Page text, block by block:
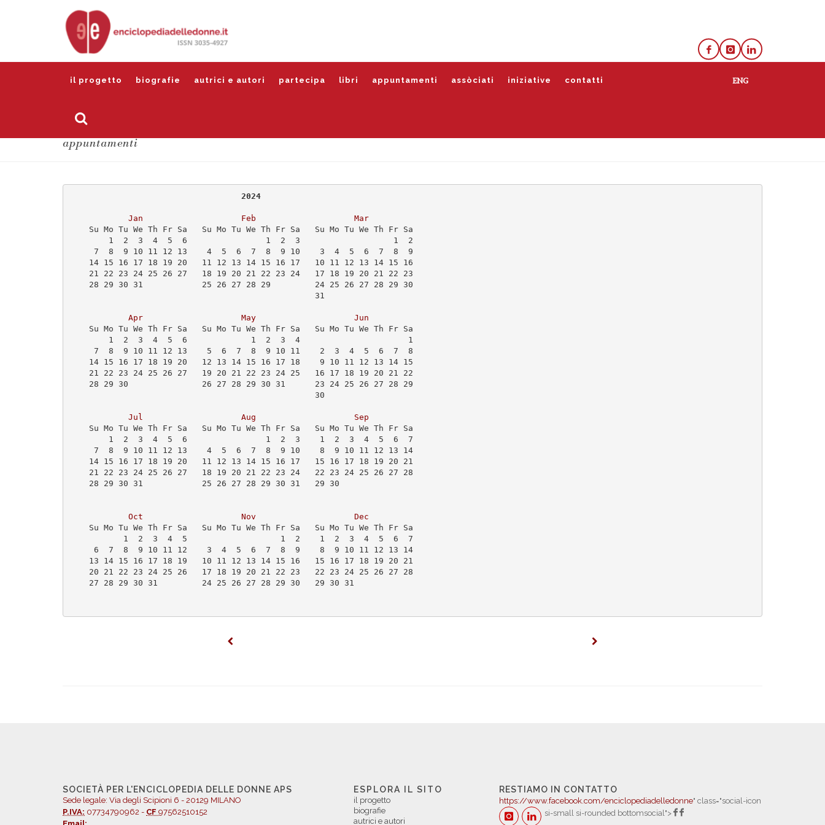
il progetto biografie autrici e autori partecipa libri appuntamenti assòciati iniziative contatti
appuntamenti
                                   2024
Jan Feb
Mar
    Su Mo Tu We Th Fr Sa   Su Mo Tu We Th Fr Sa   Su Mo Tu We Th Fr Sa
        1  2  3  4  5  6                1  2  3                   1  2
     7  8  9 10 11 12 13    4  5  6  7  8  9 10    3  4  5  6  7  8  9
    14 15 16 17 18 19 20   11 12 13 14 15 16 17   10 11 12 13 14 15 16
    21 22 23 24 25 26 27   18 19 20 21 22 23 24   17 18 19 20 21 22 23
    28 29 30 31            25 26 27 28 29         24 25 26 27 28 29 30
                                                  31
Apr May
Jun
    Su Mo Tu We Th Fr Sa   Su Mo Tu We Th Fr Sa   Su Mo Tu We Th Fr Sa
        1  2  3  4  5  6             1  2  3  4                      1
     7  8  9 10 11 12 13    5  6  7  8  9 10 11    2  3  4  5  6  7  8
    14 15 16 17 18 19 20   12 13 14 15 16 17 18    9 10 11 12 13 14 15
    21 22 23 24 25 26 27   19 20 21 22 23 24 25   16 17 18 19 20 21 22
    28 29 30               26 27 28 29 30 31      23 24 25 26 27 28 29
                                                  30
Jul Aug
Sep
    Su Mo Tu We Th Fr Sa   Su Mo Tu We Th Fr Sa   Su Mo Tu We Th Fr Sa
        1  2  3  4  5  6                1  2  3    1  2  3  4  5  6  7
     7  8  9 10 11 12 13    4  5  6  7  8  9 10    8  9 10 11 12 13 14
    14 15 16 17 18 19 20   11 12 13 14 15 16 17   15 16 17 18 19 20 21
    21 22 23 24 25 26 27   18 19 20 21 22 23 24   22 23 24 25 26 27 28
    28 29 30 31            25 26 27 28 29 30 31   29 30
Oct Nov
Dec
    Su Mo Tu We Th Fr Sa   Su Mo Tu We Th Fr Sa   Su Mo Tu We Th Fr Sa
           1  2  3  4  5                   1  2    1  2  3  4  5  6  7
     6  7  8  9 10 11 12    3  4  5  6  7  8  9    8  9 10 11 12 13 14
    13 14 15 16 17 18 19   10 11 12 13 14 15 16   15 16 17 18 19 20 21
    20 21 22 23 24 25 26   17 18 19 20 21 22 23   22 23 24 25 26 27 28
    27 28 29 30 31         24 25 26 27 28 29 30   29 30 31
SOCIETÀ PER L'ENCICLOPEDIA DELLE DONNE APS
Sede legale: Via degli Scipioni 6 - 20129 MILANO
P.IVA: 07734790962 - CF 97562510152
ESPLORA IL SITO
il progetto
biografie
autrici e autori
RESTIAMO IN CONTATTO
https://www.facebook.com/enciclopediadelledonne" class="social-icon
si-small si-rounded bottomsocial">